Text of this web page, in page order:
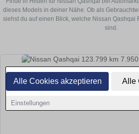
Alle Cookies akzeptieren Alle
Einstellungen
dieses Models in deiner Nähe. Ob als
siehst du auf einen Blick, welche Nissan Qashqai
sind.